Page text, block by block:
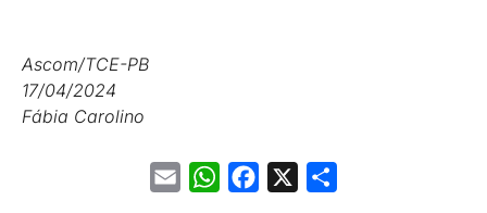
Ascom/TCE-PB
17/04/2024
Fábia Carolino
Email WhatsAppFacebook